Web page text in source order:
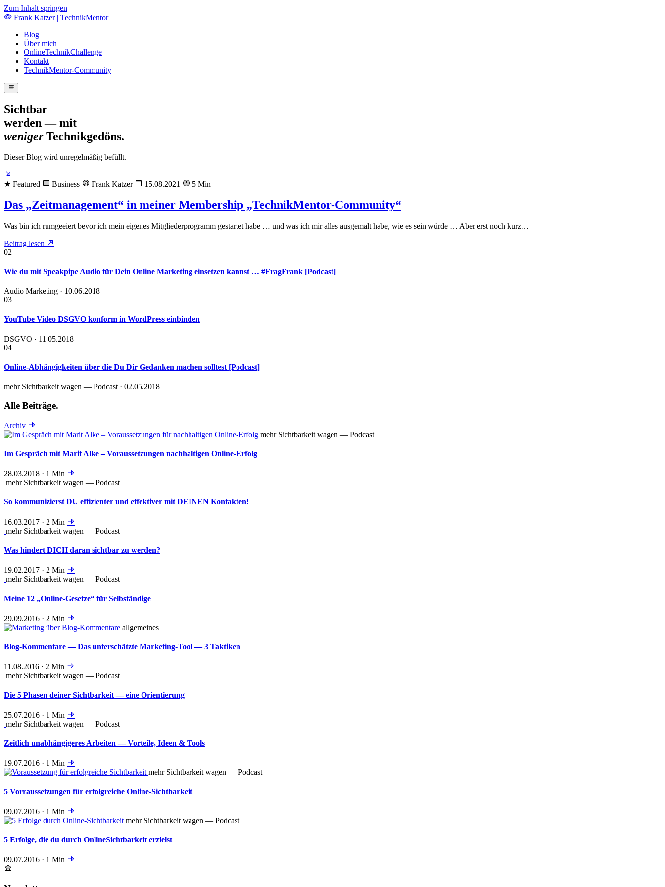
Zum Inhalt springen
Frank Katzer | TechnikMentor
Blog
Über mich
OnlineTechnikChallenge
Kontakt
TechnikMentor-Community
Sichtbar
werden — mit
wenigerTechnikgedöns.
Dieser Blog wird unregelmäßig befüllt.
★ Featured Business Frank Katzer 15.08.2021 5 Min
Das „Zeitmanagement“ in meiner Membership „TechnikMentor-Community“
Was bin ich rumgeeiert bevor ich mein eigenes Mitgliederprogramm gestartet habe … und was ich mir alles ausgemalt habe, wie es sein würde … Aber erst noch kurz…
Beitrag lesen
02
Wie du mit Speakpipe Audio für Dein Online Marketing einsetzen kannst … #FragFrank [Podcast]
Audio Marketing · 10.06.2018
03
YouTube Video DSGVO konform in WordPress einbinden
DSGVO · 11.05.2018
04
Online-Abhängigkeiten über die Du Dir Gedanken machen solltest [Podcast]
mehr Sichtbarkeit wagen — Podcast · 02.05.2018
Alle Beiträge.
Archiv
mehr Sichtbarkeit wagen — Podcast
Im Gespräch mit Marit Alke – Voraussetzungen nachhaltigen Online-Erfolg
28.03.2018 · 1 Min
mehr Sichtbarkeit wagen — Podcast
So kommunizierst DU effizienter und effektiver mit DEINEN Kontakten!
16.03.2017 · 2 Min
mehr Sichtbarkeit wagen — Podcast
Was hindert DICH daran sichtbar zu werden?
19.02.2017 · 2 Min
mehr Sichtbarkeit wagen — Podcast
Meine 12 „Online-Gesetze“ für Selbständige
29.09.2016 · 2 Min
allgemeines
Blog-Kommentare — Das unterschätzte Marketing-Tool — 3 Taktiken
11.08.2016 · 2 Min
mehr Sichtbarkeit wagen — Podcast
Die 5 Phasen deiner Sichtbarkeit — eine Orientierung
25.07.2016 · 1 Min
mehr Sichtbarkeit wagen — Podcast
Zeitlich unabhängigeres Arbeiten — Vorteile, Ideen & Tools
19.07.2016 · 1 Min
mehr Sichtbarkeit wagen — Podcast
5 Vorraussetzungen für erfolgreiche Online-Sichtbarkeit
09.07.2016 · 1 Min
mehr Sichtbarkeit wagen — Podcast
5 Erfolge, die du durch OnlineSichtbarkeit erzielst
09.07.2016 · 1 Min